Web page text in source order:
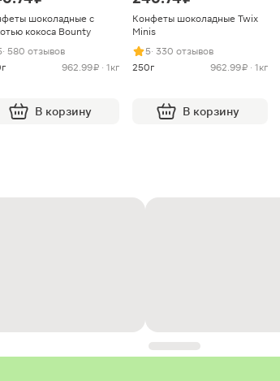
шоколадные с
кокоса Bounty
· 580 отзывов
962.99 ₽ · 1кг
В корзину
Конфеты шоколадные Twix
Minis
5· 330 отзывов
250г
962.99 ₽ · 1кг
В корзину